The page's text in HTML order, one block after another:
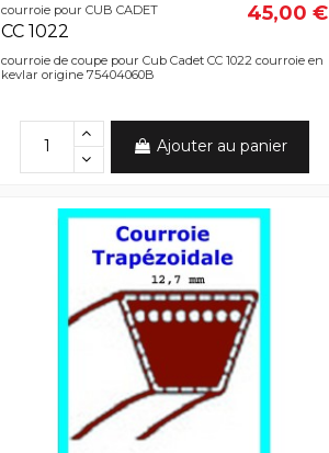
courroie pour CUB CADET
CC 1022
45,00 €
courroie de coupe pour Cub Cadet CC 1022 courroie en
kevlar origine 75404060B
Ajouter au panier